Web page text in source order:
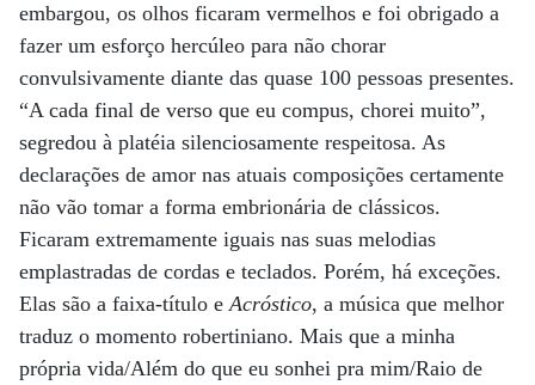
embargou, os olhos ficaram vermelhos e foi obrigado a
fazer um esforço hercúleo para não chorar
convulsivamente diante das quase 100 pessoas presentes.
“A cada final de verso que eu compus, chorei muito”,
segredou à platéia silenciosamente respeitosa. As
declarações de amor nas atuais composições certamente
não vão tomar a forma embrionária de clássicos.
Ficaram extremamente iguais nas suas melodias
emplastradas de cordas e teclados. Porém, há exceções.
Elas são a faixa-título eAcróstico, a música que melhor
traduz o momento robertiniano. Mais que a minha
própria vida/Além do que eu sonhei pra mim/Raio de